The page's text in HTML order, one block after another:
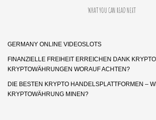
WHAT YOU CAN READ NEXT
GERMANY ONLINE VIDEOSLOTS
FINANZIELLE FREIHEIT ERREICHEN DANK
KRYPTOWÄHRUNGEN WORAUF ACHTEN?
DIE BESTEN KRYPTO HANDELSPLATTFORMEN –
KRYPTOWÄHRUNG MINEN?